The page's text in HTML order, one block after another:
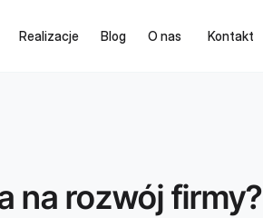
Realizacje Blog O nas Kontakt
na rozwój firmy?